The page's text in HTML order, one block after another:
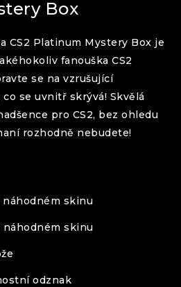
Box
CS2 Platinum Mystery Box je
fanouška CS2
se na vzrušující
se uvnitř skrývá! Skvělá
pro CS2, bez ohledu
rozhodně nebudete!
náhodném skinu
náhodném skinu
odznak